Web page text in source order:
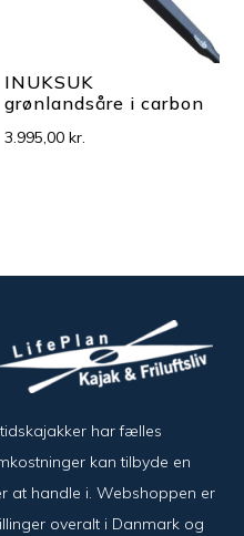
INUKSUK
grønlandsåre i carbon
3.995,00kr.
har fælles
kan tilbyde en
at handle i. Webshoppen er
overalt i Danmark og